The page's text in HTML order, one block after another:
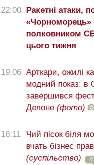
22:00 Ракетні атаки,
«Чорноморець»
полковником
цього тижня
19:06 Арткари, ожилі
модний показ: в
завершився
Делоне (фото)
16:11
Чий пісок біля
вчать бізнес
(суспільство)
8